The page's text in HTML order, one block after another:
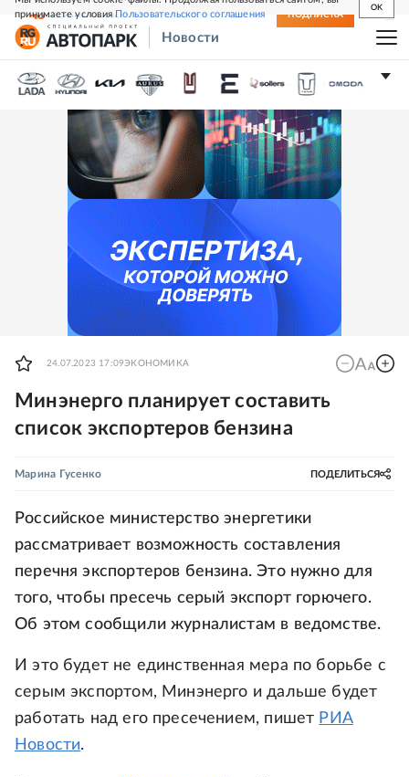
принимаете условияПользовательского соглашения
OK
СВЕЖИЙ НОМЕР ПОДПИСКА
Новости
24.07.2023 17:09ЭКОНОМИКА
Минэнерго планирует составить
список экспортеров бензина
Марина Гусенко ПОДЕЛИТЬСЯ
Российское министерство энергетики
рассматривает возможность составления
перечня экспортеров бензина. Это нужно для
того, чтобы пресечь серый экспорт горючего.
Об этом сообщили журналистам в ведомстве.
И это будет не единственная мера по борьбе с
серым экспортом, Минэнерго и дальше будет
работать над его пресечением, пишет РИА
Новости.